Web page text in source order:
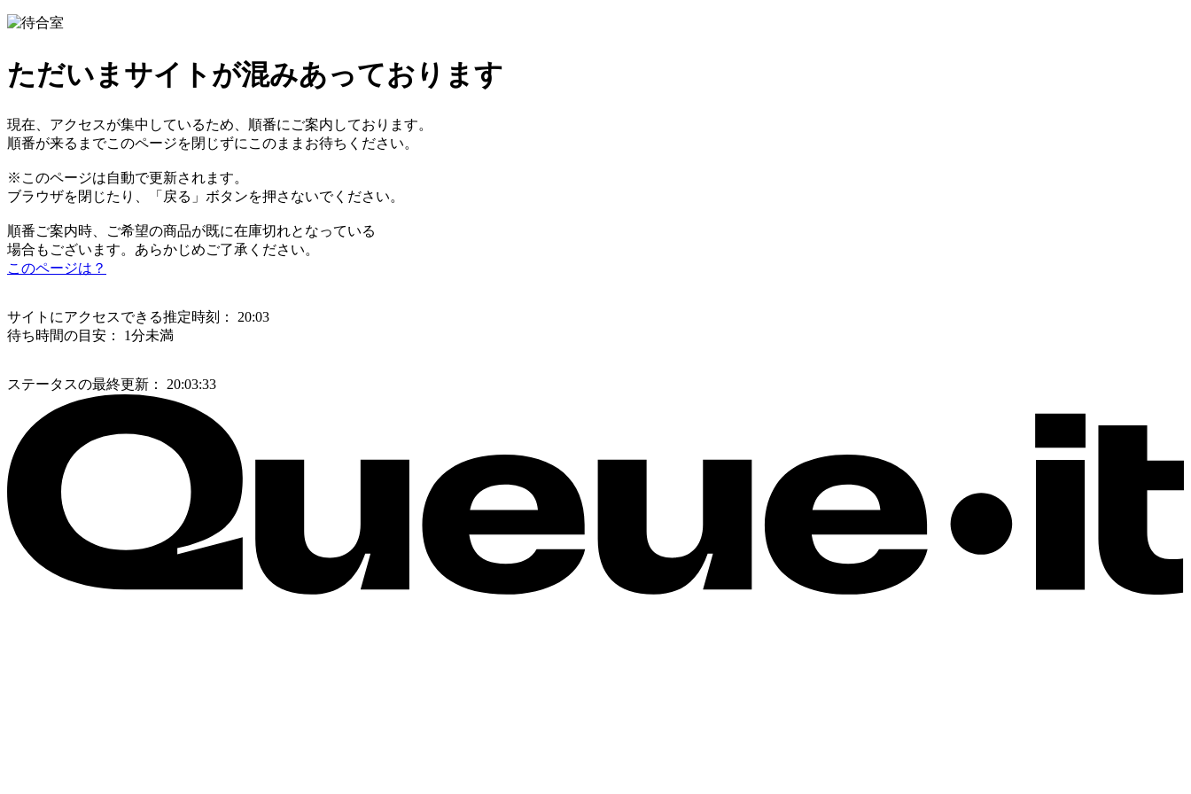
ただいまサイトが混みあっております
現在、アクセスが集中しているため、順番にご案内しております。
順番が来るまでこのページを閉じずにこのままお待ちください。
※このページは自動で更新されます。
ブラウザを閉じたり、「戻る」ボタンを押さないでください。
順番ご案内時、ご希望の商品が既に在庫切れとなっている
場合もございます。あらかじめご了承ください。
このページは？
サイトにアクセスできる推定時刻：
20:03
待ち時間の目安：
1分未満
ステータスの最終更新： 20:03:33